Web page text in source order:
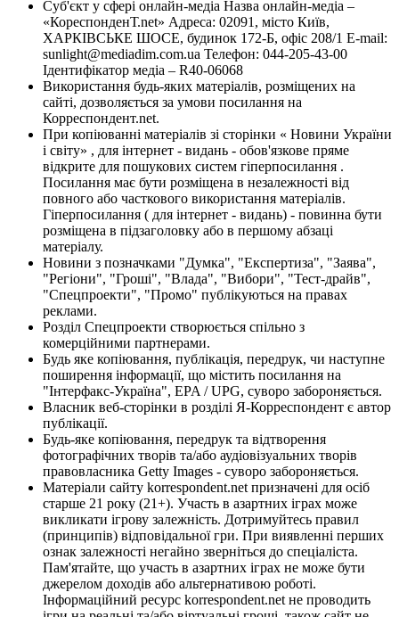
Суб'єкт у сфері онлайн-медіа Назва онлайн-медіа –
«КореспонденТ.net» Адреса: 02091, місто Київ,
ХАРКІВСЬКЕ ШОСЕ, будинок 172-Б, офіс 208/1 E-mail:
sunlight@mediadim.com.ua Телефон: 044-205-43-00
Ідентифікатор медіа – R40-06068
Використання будь-яких матеріалів, розміщених на
сайті, дозволяється за умови посилання на
Корреспондент.net.
При копіюванні матеріалів зі сторінки « Новини України
і світу» , для інтернет - видань - обов'язкове пряме
відкрите для пошукових систем гіперпосилання .
Посилання має бути розміщена в незалежності від
повного або часткового використання матеріалів.
Гіперпосилання ( для інтернет - видань) - повинна бути
розміщена в підзаголовку або в першому абзаці
матеріалу.
Новини з позначками "Думка", "Експертиза", "Заява",
"Регіони", "Гроші", "Влада", "Вибори", "Тест-драйв",
"Спецпроекти", "Промо" публікуються на правах
реклами.
Розділ Спецпроекти створюється спільно з
комерційними партнерами.
Будь яке копіювання, публікація, передрук, чи наступне
поширення інформації, що містить посилання на
"Інтерфакс-Україна", EPA / UPG, суворо забороняється.
Власник веб-сторінки в розділі Я-Корреспондент є автор
публікації.
Будь-яке копіювання, передрук та відтворення
фотографічних творів та/або аудіовізуальних творів
правовласника Getty Images - суворо забороняється.
Матеріали сайту korrespondent.net призначені для осіб
старше 21 року (21+). Участь в азартних іграх може
викликати ігрову залежність. Дотримуйтесь правил
(принципів) відповідальної гри. При виявленні перших
ознак залежності негайно зверніться до спеціаліста.
Пам'ятайте, що участь в азартних іграх не може бути
джерелом доходів або альтернативою роботі.
Інформаційний ресурс korrespondent.net не проводить